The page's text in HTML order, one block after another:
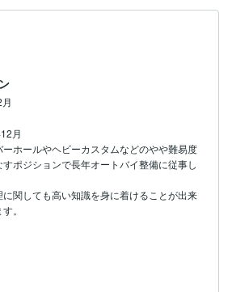
月
ホールやヘビーカスタムなどのやや難易度
ポジションで長年オートバイ整備に従事し
関しても高い知識を身に着けることが出来
。